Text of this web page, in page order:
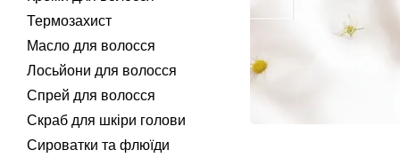
Термозахист
Масло для волосся
Лосьйони для волосся
Спрей для волосся
Скраб для шкіри голови
Сироватки та флюїди